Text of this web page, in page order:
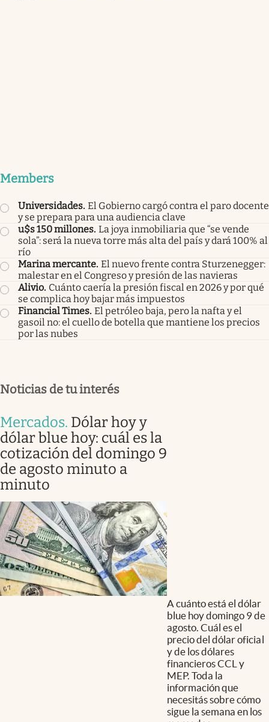
Members
Universidades. El Gobierno cargó contra el paro docente
y se prepara para una audiencia clave
u$s 150 millones. La joya inmobiliaria que “se vende
sola”: será la nueva torre más alta del país y dará 100% al
río
Marina mercante. El nuevo frente contra Sturzenegger:
malestar en el Congreso y presión de las navieras
Alivio. Cuánto caería la presión fiscal en 2026 y por qué
se complica hoy bajar más impuestos
Financial Times. El petróleo baja, pero la nafta y el
gasoil no: el cuello de botella que mantiene los precios
por las nubes
Noticias de tu interés
Mercados. Dólar hoy y
dólar blue hoy: cuál es la
cotización del domingo 9
de agosto minuto a
minuto
A cuánto está el dólar
blue hoy domingo 9 de
agosto. Cuál es el
precio del dólar oficial
y de los dólares
financieros CCL y
MEP. Toda la
información que
necesitás sobre cómo
sigue la semana en los